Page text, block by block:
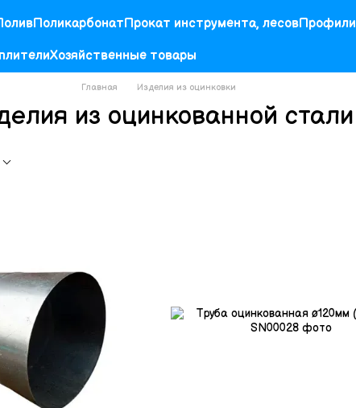
ПоликарбонатПрокат инструмента, лесовПрофили
Хозяйственные товары
Главная Изделия из оцинковки
из оцинкованной стали